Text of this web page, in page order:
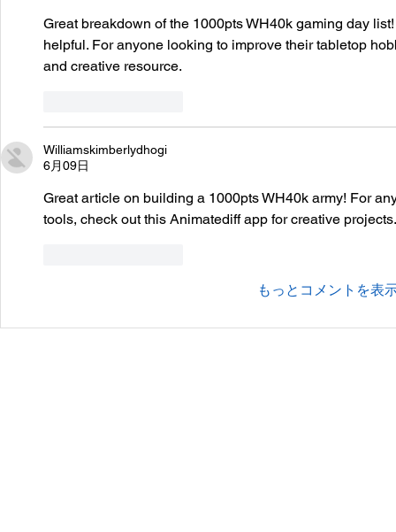
Great breakdown of the 1000pts WH40k gaming day
helpful. For anyone looking to improve their tabletop
and creative resource.
Williamskimberlydhogi
6月09日
Great article on building a 1000pts WH40k army! For
tools, check out this Animatediff app for creative projects.
もっとコメントを表